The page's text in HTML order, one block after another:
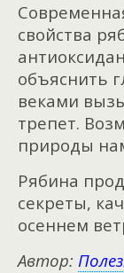
свойства
объяснить
веками
трепет.
природы
Рябина
секреты,
осеннем
Автор: